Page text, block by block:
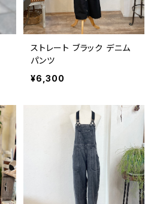
ストレート ブラック デニム
パンツ
¥6,300